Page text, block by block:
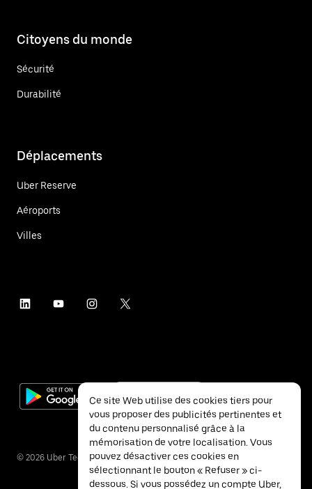
Citoyens du monde
Sécurité
Durabilité
Déplacements
Uber Reserve
Aéroports
Villes
© 2026 Uber Technologies Inc.
Ce site Web utilise des cookies tiers pour
vous proposer des publicités pertinentes et
du contenu personnalisé grâce à la
mémorisation de votre localisation. Vous
pouvez désactiver ces cookies en
sélectionnant le bouton « Refuser » ci-
dessous. Si vous possédez un compte Uber,